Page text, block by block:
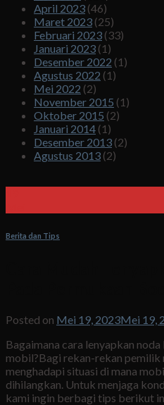
April 2023 (46)
Maret 2023 (25)
Februari 2023 (33)
Januari 2023 (1)
Desember 2022 (1)
Agustus 2022 (1)
Mei 2022 (2)
November 2015 (1)
Oktober 2015 (2)
Januari 2014 (1)
Desember 2013 (2)
Agustus 2013 (2)
Berita dan Tips
Posted on Mei 19, 2023Mei 19,
Bagaimana cara lenyapkan
mobil?Bagi rekan-rekan
menghadapi situasi di mana
dihilangkan. Untuk menjaga
kami ingin berbagi tips berikut